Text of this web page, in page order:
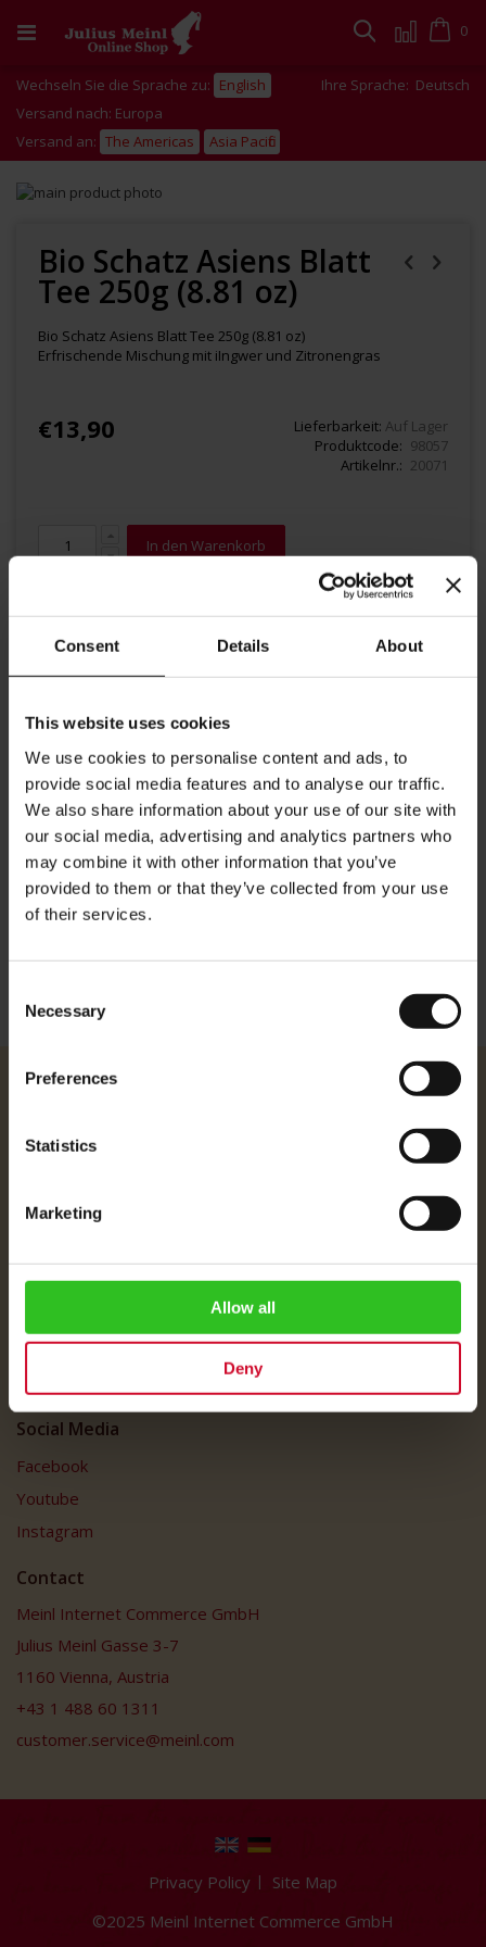
Consent Details About
This website uses cookies
We use cookies to personalise content and ads, to
provide social media features and to analyse our traffic.
We also share information about your use of our site with
our social media, advertising and analytics partners who
may combine it with other information that you’ve
provided to them or that they’ve collected from your use
of their services.
Selection
Necessary
Preferences
Statistics
Marketing
Allow all
Deny
Inhalt
springen
Cart
0
Suche
Wechseln Sie die Sprache zu: English Ihre Sprache: Deutsch
Versand nach: Europa
Versand an: The Americas Asia Pacific
Zum
Bildgalerie
springen
Bildgalerie
springen
Bio Schatz Asiens Blatt
Tee 250g (8.81 oz)
Bio Schatz Asiens Blatt Tee 250g (8.81 oz)
Erfrischende Mischung mit iIngwer und Zitronengras
€13,90 Lieferbarkeit: Auf Lager
Produktcode
98057
Artikelnr.
20071
In den Warenkorb
Details
Ein absoluter Favorit neu interpretiert: Wärmender Ingwer,
natürliche Süße aus Äpfeln und würziges Zitronengras. Eine tolle
Kombination. Empfohlene Zubereitung: 3-5 Minuten Brühzeit.
Weitere Informationen
Unser Team
Versandpreise
FAQ
Customer Service
Social Media
Facebook
Youtube
Instagram
Contact
Meinl Internet Commerce GmbH
Julius Meinl Gasse 3-7
1160 Vienna, Austria
+43 1 488 60 1311
customer.service@meinl.com
Privacy Policy
Site Map
©2025 Meinl Internet Commerce GmbH